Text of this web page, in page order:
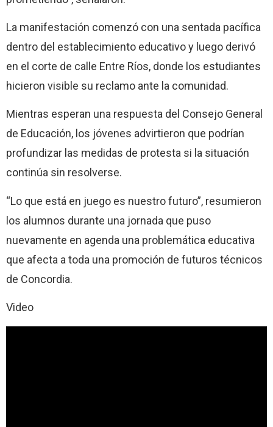
La manifestación comenzó con una sentada pacífica
dentro del establecimiento educativo y luego derivó
en el corte de calle Entre Ríos, donde los estudiantes
hicieron visible su reclamo ante la comunidad.
Mientras esperan una respuesta del Consejo General
de Educación, los jóvenes advirtieron que podrían
profundizar las medidas de protesta si la situación
continúa sin resolverse.
“Lo que está en juego es nuestro futuro”, resumieron
los alumnos durante una jornada que puso
nuevamente en agenda una problemática educativa
que afecta a toda una promoción de futuros técnicos
de Concordia.
Video